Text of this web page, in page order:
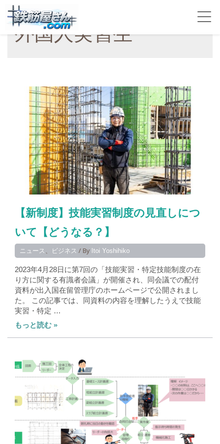
外国人実習生
【新制度】技能実習制度の見直しにつ
いて【どうなる？】
ニュース 、 ビジネス / By Itoi Yoshihiko
2023年4月28日に第7回の「技能実習・特定技能制度の在
り方に関する有識者会議」が開催され、同会議での配付
資料が出入国在留管理庁のホームページで公開されまし
た。 この記事では、同資料の内容を理解したうえで技能
実習・特定 …
もっと読む »